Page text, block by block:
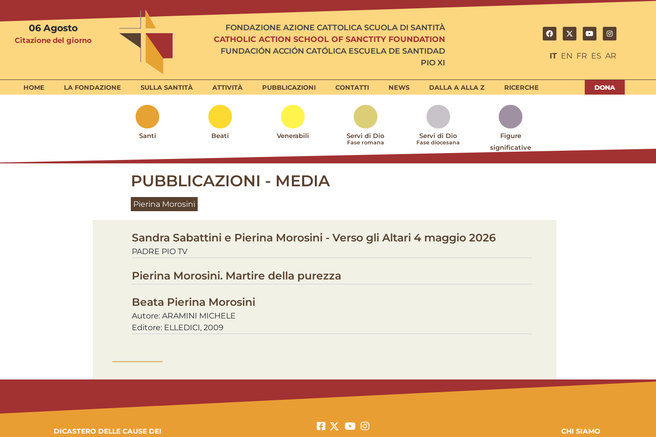
06 Agosto
Citazione del giorno
FONDAZIONE AZIONE CATTOLICA SCUOLA DI SANTITÀ
CATHOLIC ACTION SCHOOL OF SANCTITY FOUNDATION
FUNDACIÓN ACCIÓN CATÓLICA ESCUELA DE SANTIDAD
PIO XI
IT EN FR ES AR
HOME LA FONDAZIONE SULLA SANTITÀ ATTIVITÀ PUBBLICAZIONI CONTATTI NEWS DALLA A ALLA Z RICERCHE
Santi Beati Venerabili Servi di Dio
Fase romana
Servi di Dio
Fase diocesana
Figure
significative
PUBBLICAZIONI - MEDIA
Pierina Morosini
Sandra Sabattini e Pierina Morosini - Verso gli Altari 4 maggio 2026
PADRE PIO TV
Pierina Morosini. Martire della purezza
Beata Pierina Morosini
Autore: ARAMINI MICHELE
Editore: ELLEDICI, 2009
DICASTERO DELLE CAUSE DEI
CHI SIAMO